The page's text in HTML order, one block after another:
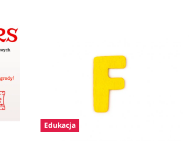
Edukacja